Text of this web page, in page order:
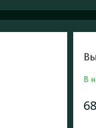
В